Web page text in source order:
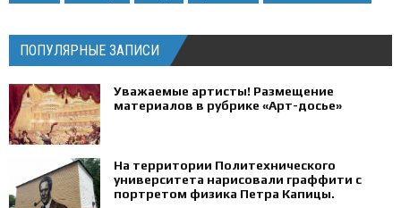
ПОПУЛЯРНЫЕ ЗАПИСИ
Уважаемые артисты! Размещение
материалов в рубрике «Арт-досье»
На территории Политехнического
университета нарисовали граффити с
портретом физика Петра Капицы.